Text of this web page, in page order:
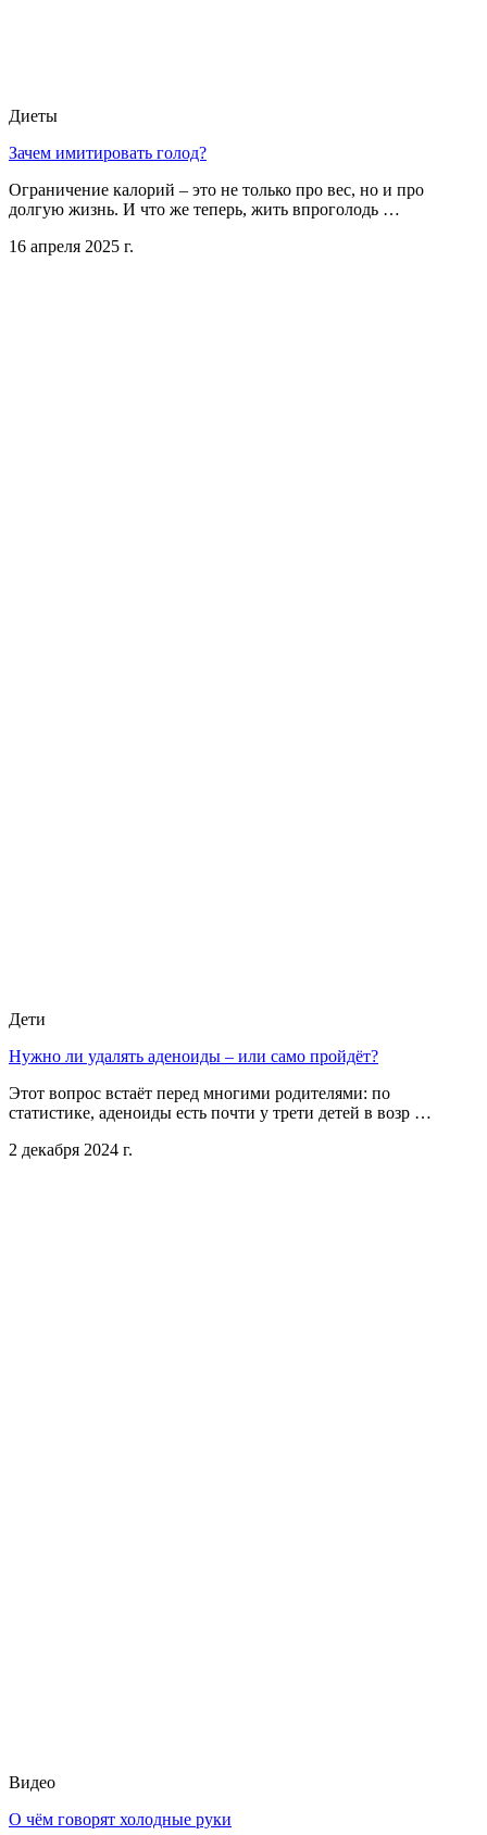
Диеты
Зачем имитировать голод?
Ограничение калорий – это не только про вес, но и про
долгую жизнь. И что же теперь, жить впроголодь …
16 апреля 2025 г.
Дети
Нужно ли удалять аденоиды – или само пройдёт?
Этот вопрос встаёт перед многими родителями: по
статистике, аденоиды есть почти у трети детей в возр …
2 декабря 2024 г.
Видео
О чём говорят холодные руки